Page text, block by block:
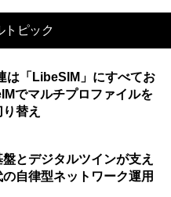
トピック
は「LibeSIM」にすべてお
でマルチプロファイルを
替え
とデジタルツインが支え
自律型ネットワーク運用